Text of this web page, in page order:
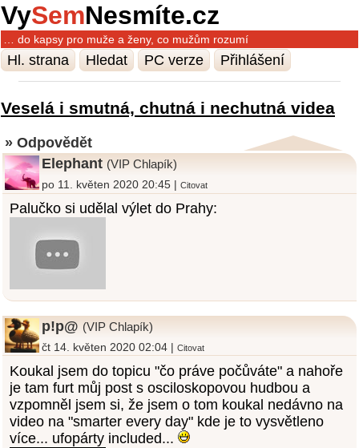
VySemNesmíte.cz
… do kapsy pro muže a ženy, co mužům rozumí
Hl. strana Hledat PC verze Přihlášení
Veselá i smutná, chutná i nechutná videa
» Odpovědět
Elephant (VIP Chlapík)
po 11. květen 2020 20:45 |Citovat
Palučko si udělal výlet do Prahy:
p!p@ (VIP Chlapík)
čt 14. květen 2020 02:04 |Citovat
Koukal jsem do topicu "čo práve počůváte" a nahoře
je tam furt můj post s osciloskopovou hudbou a
vzpomněl jsem si, že jsem o tom koukal nedávno na
video na "smarter every day" kde je to vysvětleno
více... ufopárty included...